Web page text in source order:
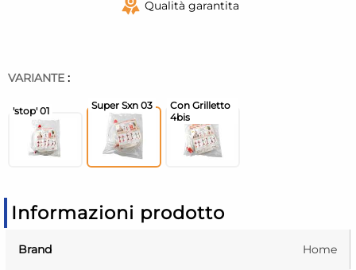
Qualità garantita
VARIANTE :
Informazioni prodotto
Brand Home